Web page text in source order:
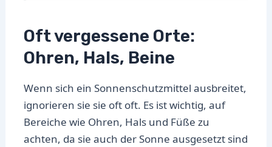
Oft vergessene Orte:
Ohren, Hals, Beine
Wenn sich ein Sonnenschutzmittel ausbreitet,
ignorieren sie sie oft oft. Es ist wichtig, auf
Bereiche wie Ohren, Hals und Füße zu
achten, da sie auch der Sonne ausgesetzt sind